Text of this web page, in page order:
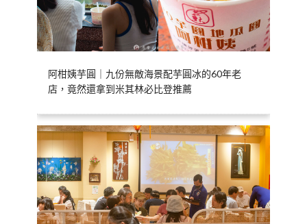
阿柑姨芋圓｜九份無敵海景配芋圓冰的60年老
店，竟然還拿到米其林必比登推薦